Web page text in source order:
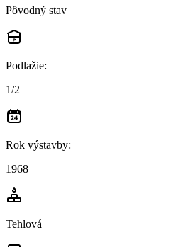
Pôvodný stav
Podlažie:
1/2
Rok výstavby:
1968
Tehlová